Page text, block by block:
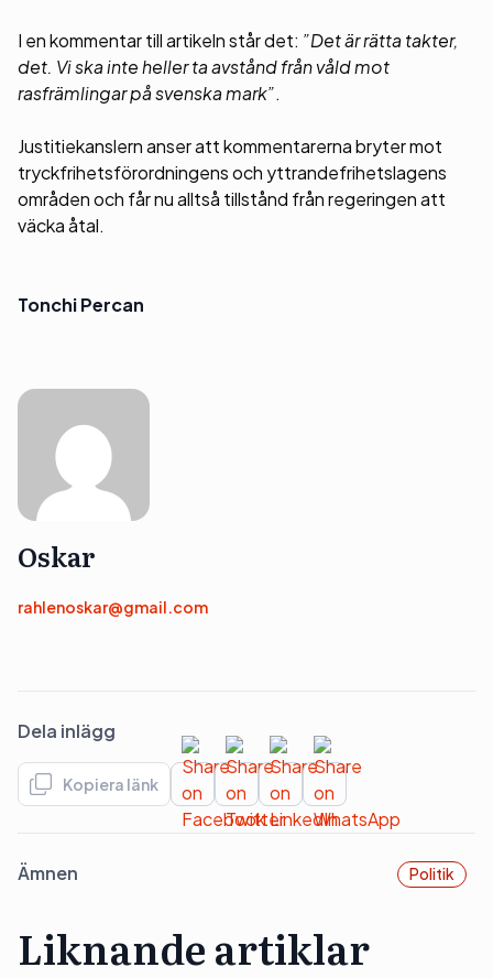
I en kommentar till artikeln står det: ”Det är rätta takter,
det. Vi ska inte heller ta avstånd från våld mot
rasfrämlingar på svenska mark”.
Justitiekanslern anser att kommentarerna bryter mot
tryckfrihetsförordningens och yttrandefrihetslagens
områden och får nu alltså tillstånd från regeringen att
väcka åtal.
Tonchi Percan
Oskar
rahlenoskar@gmail.com
Dela inlägg
Kopiera länk
Ämnen Politik
Liknande artiklar